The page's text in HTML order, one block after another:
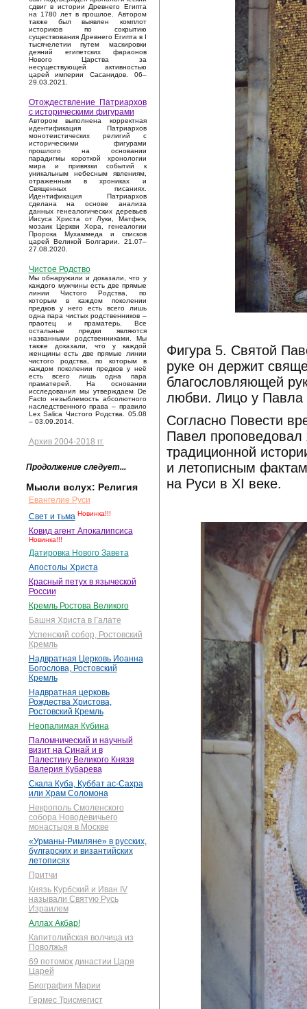
сдвиг в истории Древнего Египта
на 1780 лет в прошлое. Автором
также был выявлен комплот
историков по сокрытию
существования Древнего Египта в I
тысячелетии путем маскировки
деяний египетских фараонов
Нового Царства за
несуществующей активностью
царей империи Сасанидов. 06–
29.03.2021.
Отождествление Патриархов
с историческими фигурами
Автором выполнена корректная
идентификация Патриархов
монотеистических религий с
историческими фигурами
прошлого на основании
парадигмы короткой хронологии
мира и привязки событий к
уникальным небесным явлениям,
отраженным в хрониках и
Священных писаниях.
Идентификация Патриархов
сделана на основе анализа
данных генеалогических деревьев
Иисуса Христа от Луки, Матфея,
мозаик Церкви Хора, генеалогии
Пророка Мухаммеда и списков
царей Великой Болгарии. 21.07–
27.08.2020.
Чистое Родство
Мы обнаружили и доказали, что у
каждого мужчины есть две прямые
линии Чистого Родства, по
которым в каждом поколении
предков у него есть всего лишь
одна пара чистых родственников –
праотец и праматерь. Все
остальные предки являются
названными родственниками. Мы
также доказали, что у каждой
женщины есть две прямые линии
чистого родства, по которым в
каждом поколении предков у неё
есть всего лишь одна пара
праматерей. На основании
исследования мы утверждаем De
Facto незыблемость абсолютного
наследственного права – правило
Lex Salica Чистого Родства. 05.08
– 03.09.2014.
Архив 2004-2018 гг.
Продолжение следует...
Мысли вслух: Религия
Евангелие Руси
Свет и тьма Новинка!!!
Ковид агент Апокалипсиса
Новинка!!!
Датировка Нового Завета
Апостолы Христа
Красный петух в языческой
России
Кремль Ростова Великого
Башня Христа в Галате
Успенский собор, Ростовский
Кремль
Надвратная Церковь Иоанна
Богослова, Ростовский
Кремль
Надвратная церковь
Рождества Христова,
Ростовский Кремль
Неопалимая Кубина
Паломнический и научный
визит на Синай и в
Палестину Великого Князя
Валерия Кубарева
Скала Куба, Куббат ас-Сахра
или Храм Соломона
Некрополь Смоленского
собора Новодевичьего
монастыря в Москве
«Урманы-Римляне» в русских,
булгарских и византийских
летописях
Притчи
Князь Курбский и Иван IV
называли Святую Русь
Израилем
Аллах Акбар!
Капитолийская волчица из
Поволжья
69 потомок династии Царя
Царей
Биография Марии
Гермес Трисмегист
Фигура 5. Святой
руке он держит
благословляющей
любви. Лицо у
Согласно Повести
Павел проповедовал
традиционной
и летописным
на Руси в XI веке.